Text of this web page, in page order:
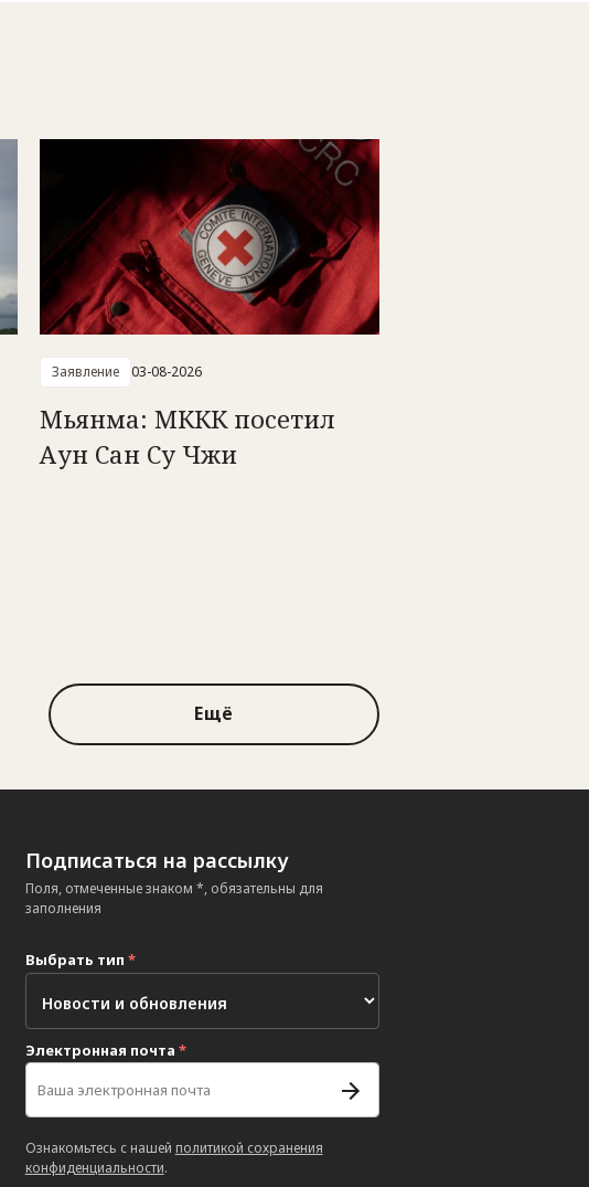
Заявление 03-08-2026
Мьянма: МККК посетил
Аун Сан Су Чжи
Ещё
Подписаться на рассылку
Поля, отмеченные знаком *, обязательны для
заполнения
Выбрать тип *
Электронная почта *
Ознакомьтесь с нашей политикой сохранения
конфиденциальности.